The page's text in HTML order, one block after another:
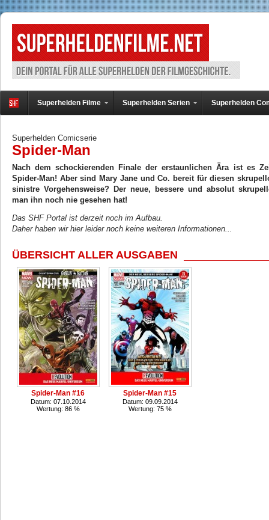
Superhelden Filme Superhelden Serien Superhelden
Superhelden Comicserie
Spider-Man
Nach dem schockierenden Finale der erstaunlichen Ära ist es
Spider-Man! Aber sind Mary Jane und Co. bereit für diesen
sinistre Vorgehensweise? Der neue, bessere und absolut
man ihn noch nie gesehen hat!
Das SHF Portal ist derzeit noch im Aufbau.
Daher haben wir hier leider noch keine weiteren Informationen...
ÜBERSICHT ALLER AUSGABEN
Spider-Man #16
Datum: 07.10.2014
Wertung: 86 %
Spider-Man #15
Datum: 09.09.2014
Wertung: 75 %